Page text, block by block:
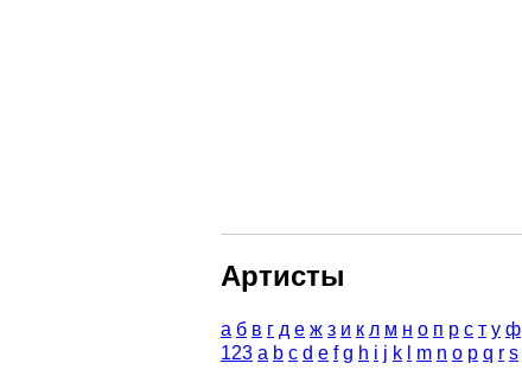
Артисты
а б в г д е ж з и к л м н о п р с т у ф
123 a b c d e f g h i j k m n o p q r s